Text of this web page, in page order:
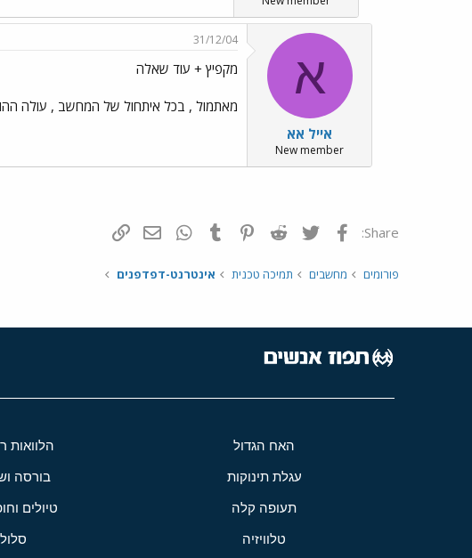
א
אייל אא
New member
31/12/04
מקפיץ + עוד שאלה
מאתמול , בכל איתחול של המחשב , עולה
Share: פייסבוק Twitter
Reddit
Pinterest
Tumblr
WhatsAppדואר אלקטרוני
פורומים מחשבים תמיכה טכנית אינטרנט-דפדפנים
האח הגדול הלוואות
עגלת תינוקות בורסה
תעופה קלה טיולים
טלוויזיה